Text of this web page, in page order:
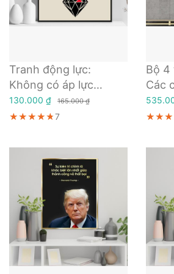
Tranh động lực:
Không có áp lực
không có kim cương 2
130.000 ₫ 165.000 ₫
★★★★★
★★★★★
★★★★★7
Bộ 4
Các câu
các
thống